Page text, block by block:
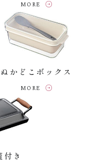
MORE
ぬかどこボックス
MORE
き